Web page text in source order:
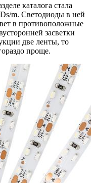
каталога стала
m. Светодиоды в ней
в противоположные
засветки
две ленты, то
проще.